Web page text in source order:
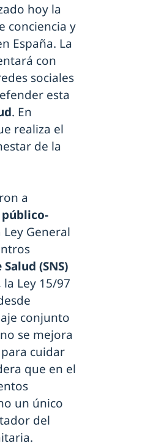
hoy la
conciencia y
España. La
con
sociales
esta
. En
realiza el
de la
a
General
(SNS)
Ley 15/97
conjunto
se mejora
cuidar
que en el
un único
del